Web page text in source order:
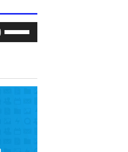
las
flecha